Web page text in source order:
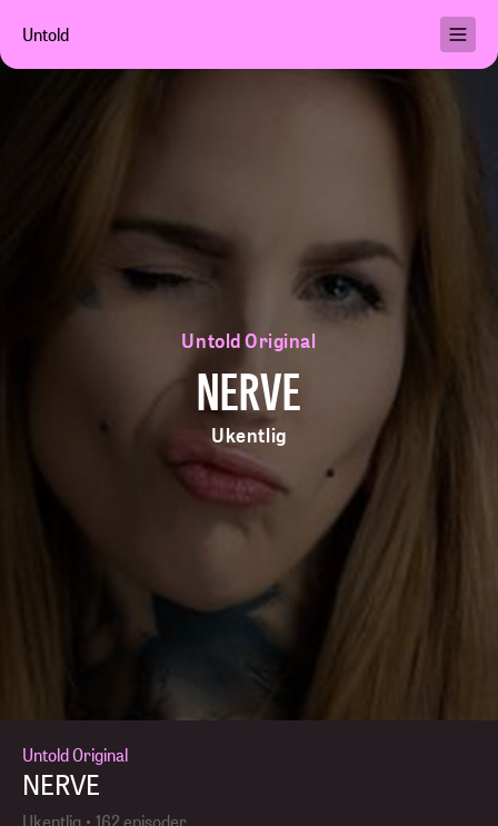
Untold
Min konto
Kjøp abonnement
Untold Original
NERVE
Ukentlig
Untold Original
NERVE